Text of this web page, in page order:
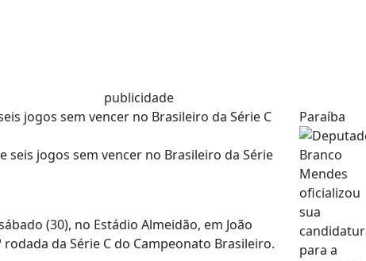
publicidade
jogos sem vencer no Brasileiro da Série C
(30), no Estádio Almeidão, em João
da Série C do Campeonato Brasileiro.
Paraíba